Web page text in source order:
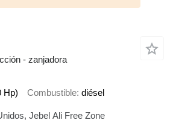
- zanjadora
Hp) Combustible diésel
Jebel Ali Free Zone